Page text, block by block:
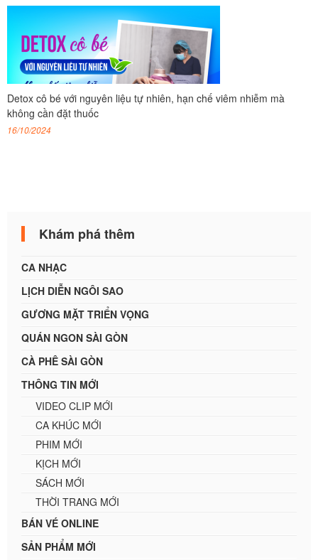
Detox cô bé với nguyên liệu tự nhiên, hạn chế viêm nhiễm mà
không cần đặt thuốc
16/10/2024
Khám phá thêm
CA NHẠC
LỊCH DIỄN NGÔI SAO
GƯƠNG MẶT TRIỂN VỌNG
QUÁN NGON SÀI GÒN
CÀ PHÊ SÀI GÒN
THÔNG TIN MỚI
VIDEO CLIP MỚI
CA KHÚC MỚI
PHIM MỚI
KỊCH MỚI
SÁCH MỚI
THỜI TRANG MỚI
BÁN VÉ ONLINE
SẢN PHẨM MỚI